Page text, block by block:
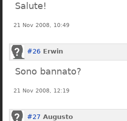
Salute!
21 Nov 2008, 10:49
#26 Erwin
Sono bannato?
21 Nov 2008, 12:19
#27 Augusto